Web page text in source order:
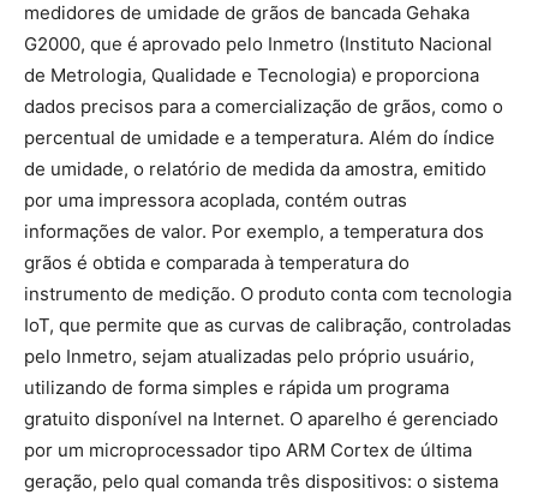
medidores de umidade de grãos de bancada Gehaka
G2000, que é aprovado pelo Inmetro (Instituto Nacional
de Metrologia, Qualidade e Tecnologia) e proporciona
dados precisos para a comercialização de grãos, como o
percentual de umidade e a temperatura. Além do índice
de umidade, o relatório de medida da amostra, emitido
por uma impressora acoplada, contém outras
informações de valor. Por exemplo, a temperatura dos
grãos é obtida e comparada à temperatura do
instrumento de medição. O produto conta com tecnologia
IoT, que permite que as curvas de calibração, controladas
pelo Inmetro, sejam atualizadas pelo próprio usuário,
utilizando de forma simples e rápida um programa
gratuito disponível na Internet. O aparelho é gerenciado
por um microprocessador tipo ARM Cortex de última
geração, pelo qual comanda três dispositivos: o sistema